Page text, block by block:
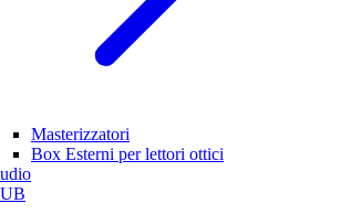
Masterizzatori
Box Esterni per lettori ottici